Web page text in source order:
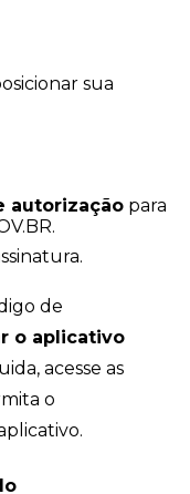
sua
autorização para
de
o aplicativo
acesse as
o